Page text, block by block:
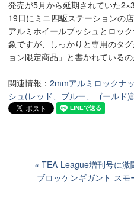
発売が5月から延期されていた
19日にミニ四駆ステーションの店
アルミホイールブッシュとロッ
象ですが、しっかりと専用のタ
ョン限定商品」と書かれているの
関連情報： 2mmアルミロックナ
シュ(レッド、ブルー、ゴールド)
TEA-League増刊号に激
ブロッケンギガント ス